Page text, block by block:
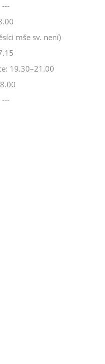
---
mše sv. není)
19.30–21.00
---